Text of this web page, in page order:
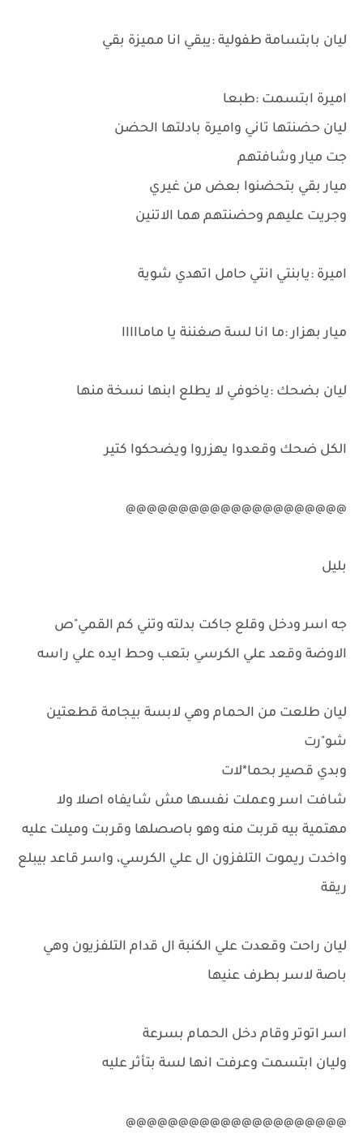
ليان بابتسامة طفولية :يبقي انا مميزة بقي
اميرة ابتسمت :طبعا
ليان حضنتها تاني واميرة بادلتها الحضن
جت ميار وشافتهم
ميار بقي بتحضنوا بعض من غيري
وجريت عليهم وحضنتهم هما الاتنين
اميرة :يابنتي انتي حامل اتهدي شوية
ميار بهزار :ما انا لسة صغننة يا مامااااا
ليان بضحك :ياخوفي لا يطلع ابنها نسخة منها
الكل ضحك وقعدوا يهزروا ويضحكوا كتير
@@@@@@@@@@@@@@@@@@@@@
بليل
جه اسر ودخل وقلع جاكت بدلته وتني كم القمي"ص
الاوضة وقعد علي الكرسي بتعب وحط ايده علي راسه
ليان طلعت من الحمام وهي لابسة بيجامة قطعتين
شو"رت
وبدي قصير بحما*لات
شافت اسر وعملت نفسها مش شايفاه اصلا ولا
مهتمية بيه قربت منه وهو باصصلها وقربت وميلت عليه
واخدت ريموت التلفزون ال علي الكرسي، واسر قاعد بيبلع
ريقة
ليان راحت وقعدت علي الكنبة ال قدام التلفزيون وهي
باصة لاسر بطرف عنيها
اسر اتوتر وقام دخل الحمام بسرعة
وليان ابتسمت وعرفت انها لسة بتأثر عليه
@@@@@@@@@@@@@@@@@@@@@